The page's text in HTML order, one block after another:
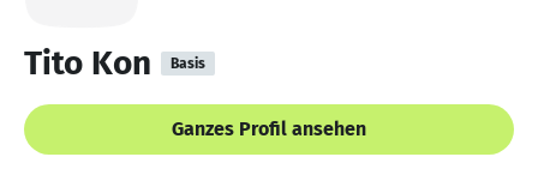
Tito Kon Basis
Ganzes Profil ansehen